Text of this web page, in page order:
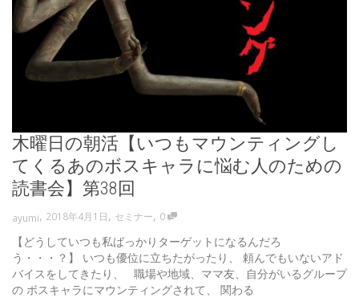
木曜日の朝活【いつもマウンティングし
てくるあのボスキャラに悩む人のための
読書会】第38回
ayumi, 2018年4月1日, セミナー, 0
【どうしていつも私ばっかりターゲットになるんだろ
う・・・？】 いつも優位に立ちたがったり、 頼んでもいないアド
バイスをしてきたり、 職場や地域、ママ友、自分がいるグループ
の ボスキャラにマウンティングされて、 関わる